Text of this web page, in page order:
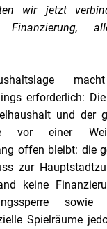
wir jetzt
Finanzierung,
erforderlich:
und der
vor einer
offen bleibt: die
zur
keine
Spielräume